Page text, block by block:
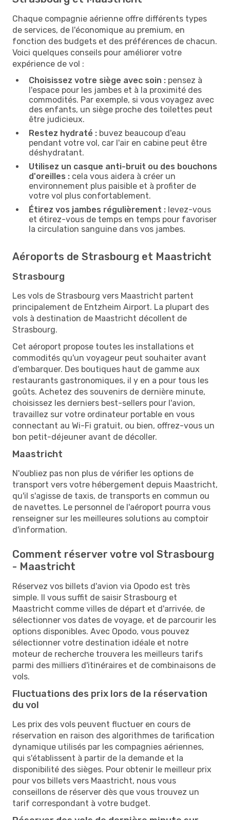
Chaque compagnie aérienne offre différents types
de services, de l'économique au premium, en
fonction des budgets et des préférences de chacun.
Voici quelques conseils pour améliorer votre
expérience de vol :
Choisissez votre siège avec soin : pensez à
l'espace pour les jambes et à la proximité des
commodités. Par exemple, si vous voyagez avec
des enfants, un siège proche des toilettes peut
être judicieux.
Restez hydraté : buvez beaucoup d'eau
pendant votre vol, car l'air en cabine peut être
déshydratant.
Utilisez un casque anti-bruit ou des bouchons
d'oreilles : cela vous aidera à créer un
environnement plus paisible et à profiter de
votre vol plus confortablement.
Étirez vos jambes régulièrement : levez-vous
et étirez-vous de temps en temps pour favoriser
la circulation sanguine dans vos jambes.
Aéroports de Strasbourg et Maastricht
Strasbourg
Les vols de Strasbourg vers Maastricht partent
principalement de Entzheim Airport. La plupart des
vols à destination de Maastricht décollent de
Strasbourg.
Cet aéroport propose toutes les installations et
commodités qu'un voyageur peut souhaiter avant
d'embarquer. Des boutiques haut de gamme aux
restaurants gastronomiques, il y en a pour tous les
goûts. Achetez des souvenirs de dernière minute,
choisissez les derniers best-sellers pour l'avion,
travaillez sur votre ordinateur portable en vous
connectant au Wi-Fi gratuit, ou bien, offrez-vous un
bon petit-déjeuner avant de décoller.
Maastricht
N'oubliez pas non plus de vérifier les options de
transport vers votre hébergement depuis Maastricht,
qu'il s'agisse de taxis, de transports en commun ou
de navettes. Le personnel de l'aéroport pourra vous
renseigner sur les meilleures solutions au comptoir
d'information.
Comment réserver votre vol Strasbourg
- Maastricht
Réservez vos billets d'avion via Opodo est très
simple. Il vous suffit de saisir Strasbourg et
Maastricht comme villes de départ et d'arrivée, de
sélectionner vos dates de voyage, et de parcourir les
options disponibles. Avec Opodo, vous pouvez
sélectionner votre destination idéale et notre
moteur de recherche trouvera les meilleurs tarifs
parmi des milliers d'itinéraires et de combinaisons de
vols.
Fluctuations des prix lors de la réservation
du vol
Les prix des vols peuvent fluctuer en cours de
réservation en raison des algorithmes de tarification
dynamique utilisés par les compagnies aériennes,
qui s'établissent à partir de la demande et la
disponibilité des sièges. Pour obtenir le meilleur prix
pour vos billets vers Maastricht, nous vous
conseillons de réserver dès que vous trouvez un
tarif correspondant à votre budget.